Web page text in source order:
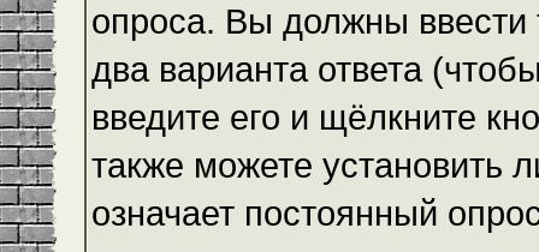
опроса. Вы должны
два варианта ответа
введите его и щёлкните
также можете установить
означает постоянный